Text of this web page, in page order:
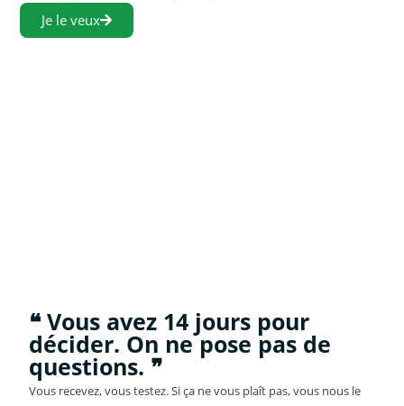
Je le veux
❝ Vous avez 14 jours pour
décider. On ne pose pas de
questions. ❞
Vous recevez, vous testez. Si ça ne vous plaît pas, vous nous le